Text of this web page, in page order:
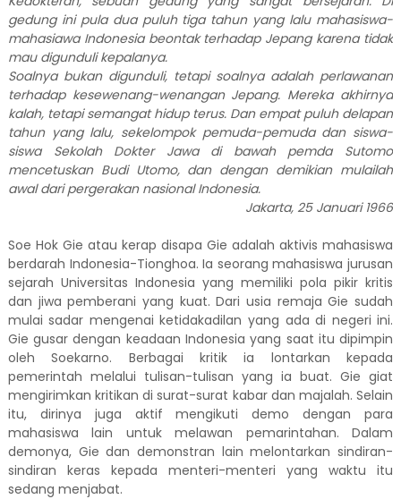
gedung ini pula dua puluh tiga tahun yang lalu mahasiswa-
mahasiawa Indonesia beontak terhadap Jepang karena tidak
mau digunduli kepalanya.
Soalnya bukan digunduli, tetapi soalnya adalah perlawanan
terhadap kesewenang-wenangan Jepang. Mereka akhirnya
kalah, tetapi semangat hidup terus. Dan empat puluh delapan
tahun yang lalu, sekelompok pemuda-pemuda dan siswa-
siswa Sekolah Dokter Jawa di bawah pemda Sutomo
mencetuskan Budi Utomo, dan dengan demikian mulailah
awal dari pergerakan nasional Indonesia.
Jakarta, 25 Januari 1966
Soe Hok Gie atau kerap disapa Gie adalah aktivis mahasiswa
berdarah Indonesia-Tionghoa. Ia seorang mahasiswa jurusan
sejarah Universitas Indonesia yang memiliki pola pikir kritis
dan jiwa pemberani yang kuat. Dari usia remaja Gie sudah
mulai sadar mengenai ketidakadilan yang ada di negeri ini.
Gie gusar dengan keadaan Indonesia yang saat itu dipimpin
oleh Soekarno. Berbagai kritik ia lontarkan kepada
pemerintah melalui tulisan-tulisan yang ia buat.Gie giat
mengirimkan kritikan di surat-surat kabar dan majalah. Selain
itu, dirinya juga aktif mengikuti demo dengan para
mahasiswa lain untuk melawan pemarintahan. Dalam
demonya, Gie dan demonstran lain melontarkan sindiran-
sindiran keras kepada menteri-menteri yang waktu itu
sedang menjabat.